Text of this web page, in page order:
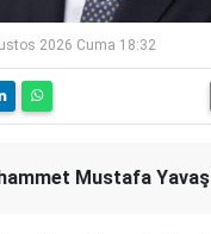
2026 Cuma 18:32
Mustafa Yavaş